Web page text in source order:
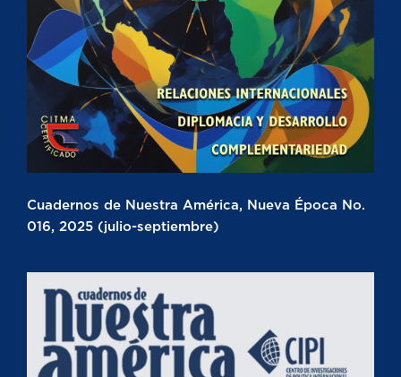
Cuadernos de Nuestra América, Nueva Época No.
016, 2025 (julio-septiembre)